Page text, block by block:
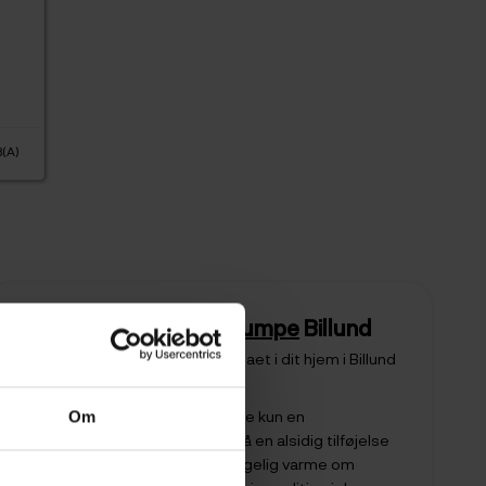
Om
Luft til Luft varmepumpeBillund
Er du klar til at forbedre indeklimaet i dit hjem i Billund
luft til luft varmepumpe
er ikke kun en
energieffektiv løsning, men også en alsidig tilføjelse
til dit hjem. Den sørger for behagelig varme om